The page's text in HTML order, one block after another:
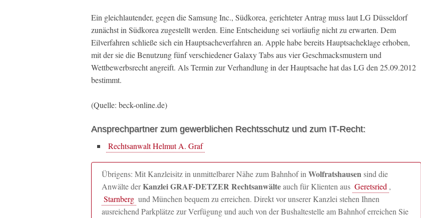
Ein gleichlautender, gegen die Samsung Inc., Südkorea, gerichteter Antrag muss laut LG Düsseldorf
zunächst in Südkorea zugestellt werden. Eine Entscheidung sei vorläufig nicht zu erwarten. Dem
Eilverfahren schließe sich ein Hauptsacheverfahren an. Apple habe bereits Hauptsacheklage erhoben,
mit der sie die Benutzung fünf verschiedener Galaxy Tabs aus vier Geschmacksmustern und
Wettbewerbsrecht angreift. Als Termin zur Verhandlung in der Hauptsache hat das LG den 25.09.2012
bestimmt.
(Quelle: beck-online.de)
Ansprechpartner zum gewerblichen Rechtsschutz und zum IT-Recht:
Rechtsanwalt Helmut A. Graf
Übrigens: Mit Kanzleisitz in unmittelbarer Nähe zum Bahnhof in Wolfratshausensind die
Anwälte derKanzlei GRAF-DETZER Rechtsanwälteauch für Klienten aus Geretsried ,
Starnberg und München bequem zu erreichen. Direkt vor unserer Kanzlei stehen Ihnen
ausreichend Parkplätze zur Verfügung und auch von der Bushaltestelle am Bahnhof erreichen Sie